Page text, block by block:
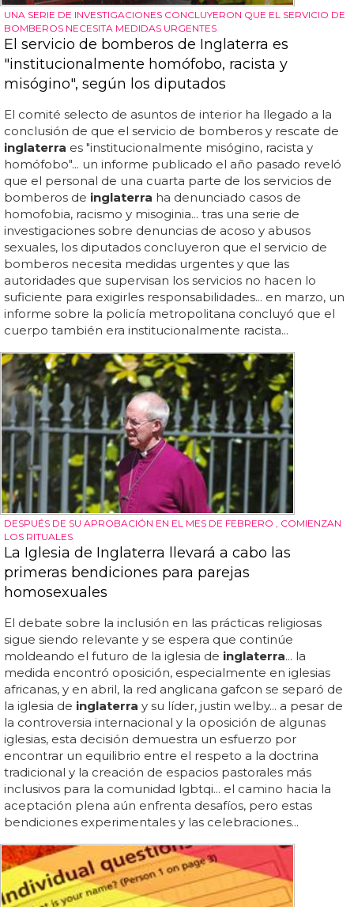
UNA SERIE DE INVESTIGACIONES CONCLUYERON QUE EL SERVICIO DE
BOMBEROS NECESITA MEDIDAS URGENTES
El servicio de bomberos de Inglaterra es
"institucionalmente homófobo, racista y
misógino", según los diputados
El comité selecto de asuntos de interior ha llegado a la
conclusión de que el servicio de bomberos y rescate de
inglaterra es "institucionalmente misógino, racista y
homófobo"... un informe publicado el año pasado reveló
que el personal de una cuarta parte de los servicios de
bomberos de inglaterra ha denunciado casos de
homofobia, racismo y misoginia... tras una serie de
investigaciones sobre denuncias de acoso y abusos
sexuales, los diputados concluyeron que el servicio de
bomberos necesita medidas urgentes y que las
autoridades que supervisan los servicios no hacen lo
suficiente para exigirles responsabilidades... en marzo, un
informe sobre la policía metropolitana concluyó que el
cuerpo también era institucionalmente racista...
DESPUÉS DE SU APROBACIÓN EN EL MES DE FEBRERO , COMIENZAN
LOS RITUALES
La Iglesia de Inglaterra llevará a cabo las
primeras bendiciones para parejas
homosexuales
El debate sobre la inclusión en las prácticas religiosas
sigue siendo relevante y se espera que continúe
moldeando el futuro de la iglesia de inglaterra... la
medida encontró oposición, especialmente en iglesias
africanas, y en abril, la red anglicana gafcon se separó de
la iglesia de inglaterra y su líder, justin welby... a pesar de
la controversia internacional y la oposición de algunas
iglesias, esta decisión demuestra un esfuerzo por
encontrar un equilibrio entre el respeto a la doctrina
tradicional y la creación de espacios pastorales más
inclusivos para la comunidad lgbtqi... el camino hacia la
aceptación plena aún enfrenta desafíos, pero estas
bendiciones experimentales y las celebraciones...